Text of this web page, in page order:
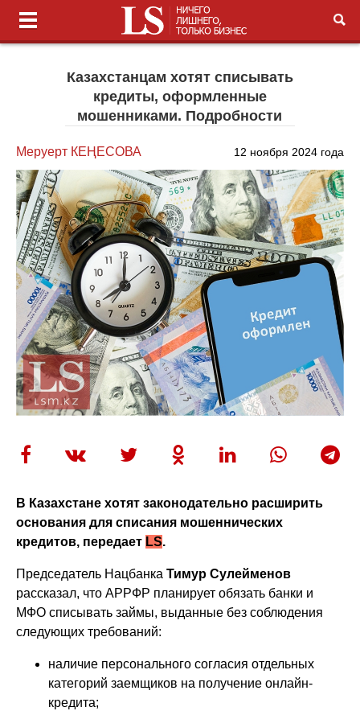
Казахстанцам хотят списывать
кредиты, оформленные
мошенниками. Подробности
Меруерт КЕҢЕСОВА 12 ноября 2024 года
В Казахстане хотят законодательно расширить
основания для списания мошеннических
кредитов, передает LS.
Председатель НацбанкаТимур Сулейменов
рассказал, что АРРФР планирует обязать банки и
МФО списывать займы, выданные без соблюдения
следующих требований:
наличие персонального согласия отдельных
категорий заемщиков на получение онлайн-
кредита;